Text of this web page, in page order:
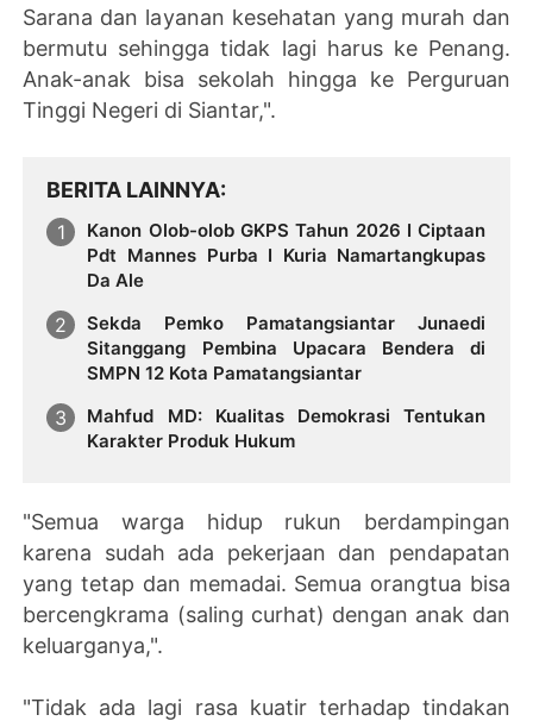
Sarana dan layanan kesehatan yang murah dan
bermutu sehingga tidak lagi harus ke Penang.
Anak-anak bisa sekolah hingga ke Perguruan
Tinggi Negeri di Siantar,".
BERITA LAINNYA
Kanon Olob-olob GKPS Tahun 2026 I Ciptaan
Pdt Mannes Purba I Kuria Namartangkupas
Da Ale
Sekda Pemko Pamatangsiantar Junaedi
Sitanggang Pembina Upacara Bendera di
SMPN 12 Kota Pamatangsiantar
Mahfud MD: Kualitas Demokrasi Tentukan
Karakter Produk Hukum
"Semua warga hidup rukun berdampingan
karena sudah ada pekerjaan dan pendapatan
yang tetap dan memadai. Semua orangtua bisa
bercengkrama (saling curhat) dengan anak dan
keluarganya,".
"Tidak ada lagi rasa kuatir terhadap tindakan